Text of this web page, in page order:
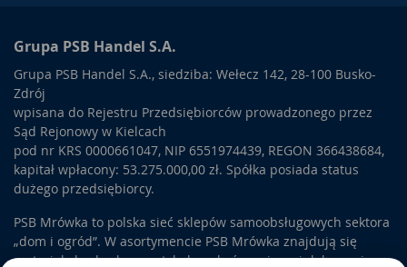
Grupa PSB Handel S.A.
Grupa PSB Handel S.A., siedziba: Wełecz 142, 28-100 Busko-
Zdrój
wpisana do Rejestru Przedsiębiorców prowadzonego przez
Sąd Rejonowy w Kielcach
pod nr KRS 0000661047, NIP 6551974439, REGON 366438684,
kapitał wpłacony: 53.275.000,00 zł. Spółka posiada status
dużego przedsiębiorcy.
PSB Mrówka to polska sieć sklepów samoobsługowych sektora
„dom i ogród”. W asortymencie PSB Mrówka znajdują się
materiały budowlane, artykuły wykończeniowe i dekoracyjne,